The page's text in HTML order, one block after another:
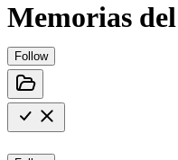
Memorias
Follow